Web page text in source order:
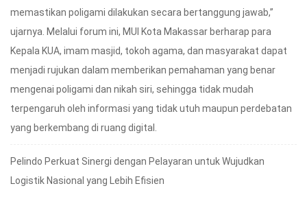
memastikan poligami dilakukan secara bertanggung jawab,”
ujarnya. Melalui forum ini, MUI Kota Makassar berharap para
Kepala KUA, imam masjid, tokoh agama, dan masyarakat dapat
menjadi rujukan dalam memberikan pemahaman yang benar
mengenai poligami dan nikah siri, sehingga tidak mudah
terpengaruh oleh informasi yang tidak utuh maupun perdebatan
yang berkembang di ruang digital.
Pelindo Perkuat Sinergi dengan Pelayaran untuk Wujudkan
Logistik Nasional yang Lebih Efisien